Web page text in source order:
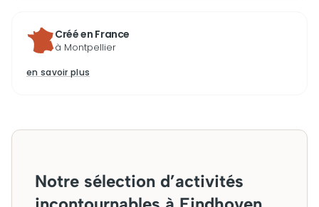
Créé en France
à Montpellier
en savoir plus
Notre sélection d’activités